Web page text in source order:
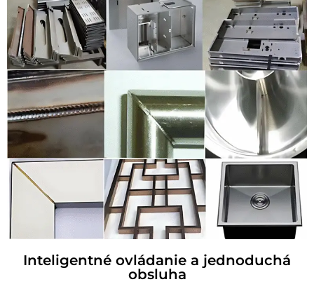
Inteligentné ovládanie a jednoduchá
obsluha